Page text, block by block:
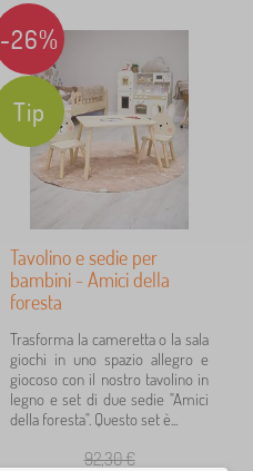
-26%
Tip
Tavolino e sedie per
bambini - Amici della
foresta
Trasforma la cameretta o la sala
giochi in uno spazio allegro e
giocoso con il nostro tavolino in
legno e set di due sedie "Amici
della foresta". Questo set è...
92,30€